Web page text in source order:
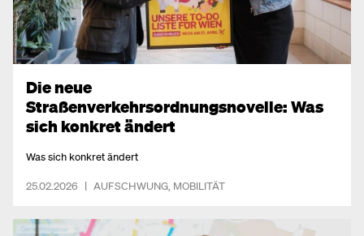
Die neue
Straßenverkehrsordnungsnovelle: Was
sich konkret ändert
Was sich konkret ändert
25.02.2026 | AUFSCHWUNG MOBILITÄT